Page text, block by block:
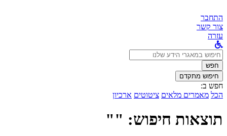
התחבר
צור קשר
עזרה
לחפש
ב:חפש
חיפוש מתקדם
חפש ב:
הכל מאמרים מלאים ציטוטים ארכיון
תוצאות חיפוש: ""